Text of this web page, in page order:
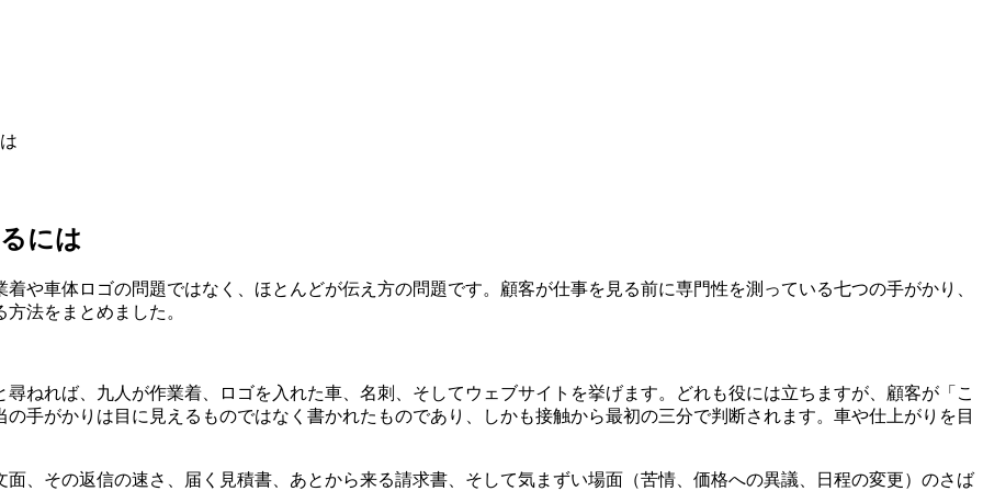
には
や車体ロゴの問題ではなく、ほとんどが伝え方の問題です。顧客が仕事を見る前に専門性を測っている七つの手がかり、
法をまとめました。
ねれば、九人が作業着、ロゴを入れた車、名刺、そしてウェブサイトを挙げます。どれも役には立ちますが、顧客が「こ
手がかりは目に見えるものではなく書かれたものであり、しかも接触から最初の三分で判断されます。車や仕上がりを目
、その返信の速さ、届く見積書、あとから来る請求書、そして気まずい場面（苦情、価格への異議、日程の変更）のさば